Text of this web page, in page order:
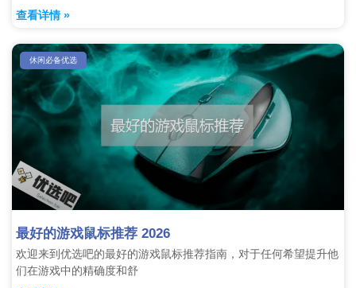
查看详情 »
休闲必备优选
最好的游戏鼠标推荐 2026
欢迎来到优选吧的最好的游戏鼠标推荐指南，对于任何希望提升他
们在游戏中的精确度和舒